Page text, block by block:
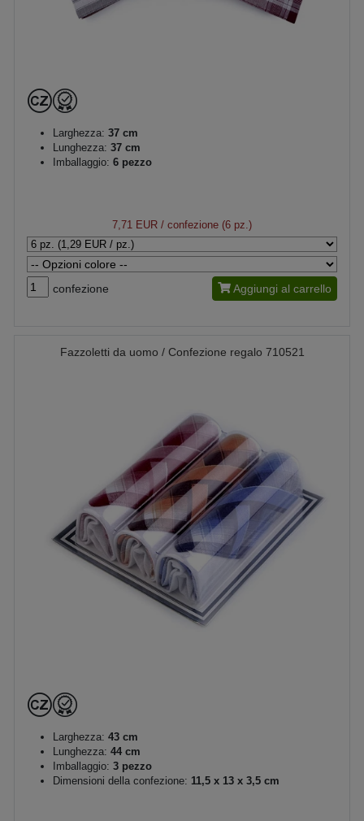
Larghezza: 37 cm
Lunghezza: 37 cm
Imballaggio: 6 pezzo
7,71 EUR / confezione (6 pz.)
confezione Aggiungi al carrello
Fazzoletti da uomo / Confezione regalo 710521
Larghezza: 43 cm
Lunghezza: 44 cm
Imballaggio: 3 pezzo
Dimensioni della confezione: 11,5 x 13 x 3,5 cm